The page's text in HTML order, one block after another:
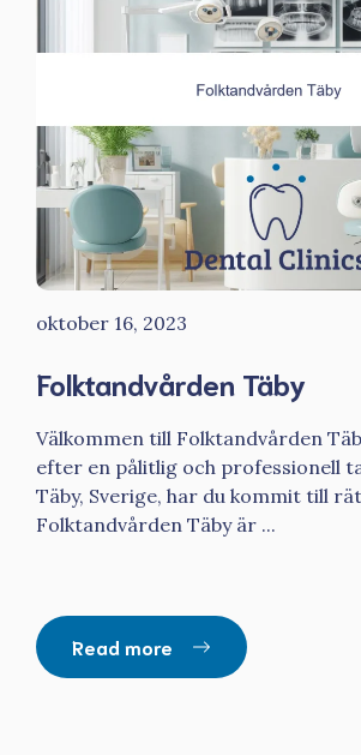
oktober 16, 2023
Folktandvården Täby
Välkommen till Folktandvården
efter en pålitlig och professionell
Täby, Sverige, har du kommit till
Folktandvården Täby är ...
Read more